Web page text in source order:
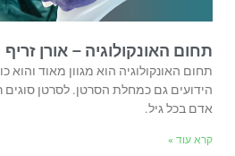
תחום האונקולוגיה – אורן זריף
תחום האונקולוגיה הוא מגוון מאוד והוא
הידועים גם כמחלת הסרטן. לסרטן סוגים
אדם בכל גיל.
קרא עוד »